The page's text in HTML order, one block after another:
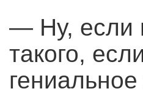
— Ну, если
такого,